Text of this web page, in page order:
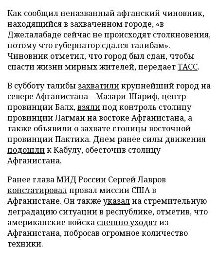
Как сообщил неназванный афганский чиновник,
находящийся в захваченном городе, «в
Джелалабаде сейчас не происходят столкновения,
потому что губернатор сдался талибам».
Чиновник отметил, что город был сдан, чтобы
спасти жизни мирных жителей, передаетТАСС.
В субботу талибы захватиликрупнейший город на
севере Афганистана – Мазари-Шариф, центр
провинции Балх,взялипод контроль столицу
провинции Лагман на востоке Афганистана, а
также объявили о захвате столицы восточной
провинции Пактика. Днем ранее силы движения
подошлик Кабулу, обесточив столицу
Афганистана.
Ранее глава МИД России Сергей Лавров
констатировалпровал миссии США в
Афганистане. Он также указална стремительную
деградацию ситуации в республике, отметив, что
американские войска спешно уходятиз
Афганистана, побросав огромное количество
техники.